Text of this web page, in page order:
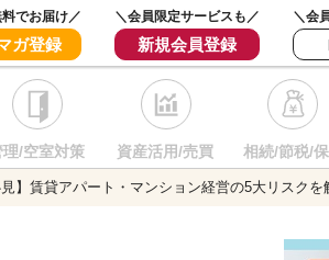
でお届け／
ガ登録
＼会員限定サービスも／
新規会員登録
＼会
理/空室対策 資産活用/売買 相続/節税/
】賃貸アパート・マンション経営の5大リスクを